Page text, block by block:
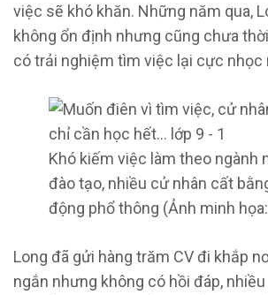
việc sẽ khó khăn. Những năm qua,
không ổn định nhưng cũng chưa
có trải nghiệm tìm việc lại cực nhọc
Khó kiếm việc làm theo ngành
đào tạo, nhiều cử nhân cất
động phổ thông (Ảnh minh
Long đã gửi hàng trăm CV đi khắp
ngắn nhưng không có hồi đáp,